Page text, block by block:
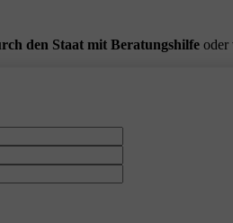
den Staat mit Beratungshilfe oder